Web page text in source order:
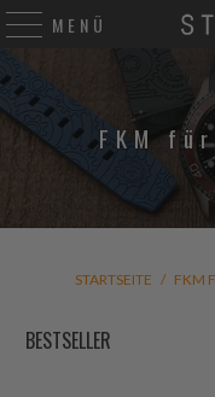
MENÜ
FKM
STARTSEITE / FKM